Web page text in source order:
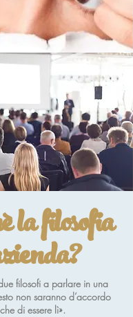
filosofia
filosofi a parlare in una
non saranno d’accordo
di essere lì».